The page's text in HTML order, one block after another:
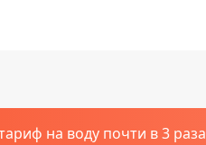
на воду почти в 3 раза